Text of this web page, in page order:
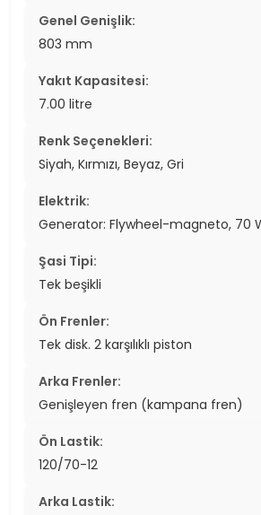
Genel Genişlik:
803 mm
Yakıt Kapasitesi:
7.00 litre
Renk Seçenekleri:
Siyah, Kırmızı, Beyaz, Gri
Elektrik:
Generator: Flywheel-magneto, 70
Şasi Tipi:
Tek beşikli
Ön Frenler:
Tek disk. 2 karşılıklı piston
Arka Frenler:
Genişleyen fren (kampana fren)
Ön Lastik:
120/70-12
Arka Lastik: